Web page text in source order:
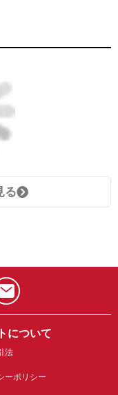
る
について
法
ーポリシー